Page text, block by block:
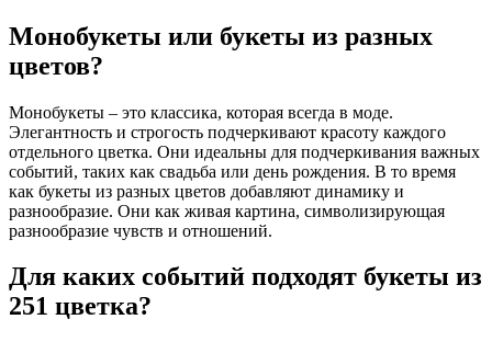
Монобукеты или букеты из разных
цветов?
Монобукеты – это классика, которая всегда в моде.
Элегантность и строгость подчеркивают красоту каждого
отдельного цветка. Они идеальны для подчеркивания важных
событий, таких как свадьба или день рождения. В то время
как букеты из разных цветов добавляют динамику и
разнообразие. Они как живая картина, символизирующая
разнообразие чувств и отношений.
Для каких событий подходят букеты из
251 цветка?